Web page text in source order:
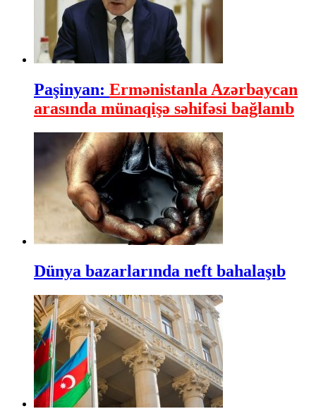
Paşinyan: Ermənistanla Azərbaycan
arasında münaqişə səhifəsi bağlanıb
Dünya bazarlarında neft bahalaşıb